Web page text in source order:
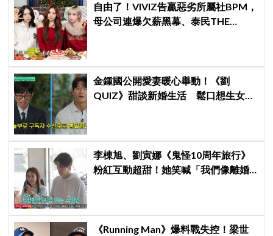
自由了！VIVIZ告贏惡劣所屬社BPM，
母公司連爆欠薪黑幕、泰民THE
金鍾國公開愛妻暖心舉動！《劉
QUIZ》甜談新婚生活 鬆口想生女兒
李棟旭、劉寅娜《鬼怪10周年旅行》
粉紅互動超甜！她笑喊「我們像離婚
《Running Man》爆料戰失控！梁世